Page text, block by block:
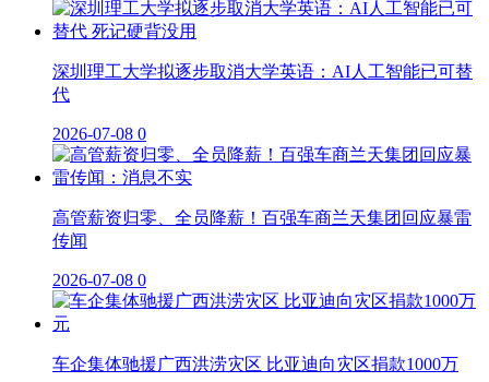
深圳理工大学拟逐步取消大学英语：AI人工智能已可替
代
2026-07-08 0
高管薪资归零、全员降薪！百强车商兰天集团回应暴雷
传闻
2026-07-08 0
车企集体驰援广西洪涝灾区 比亚迪向灾区捐款1000万